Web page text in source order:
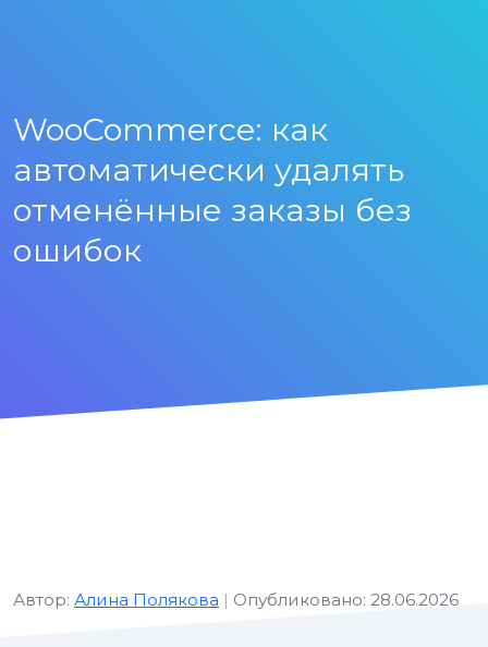
WooCommerce: как
автоматически удалять
отменённые заказы без
ошибок
Автор: Алина Полякова | Опубликовано: 28.06.2026